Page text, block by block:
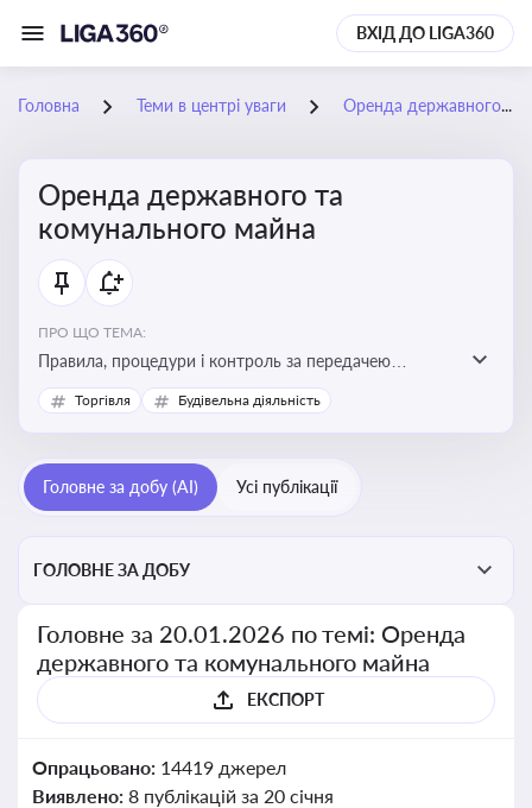
ВХІД ДО LIGA360
Головна Теми в центрі уваги Оренда державного та комунального майна
Оренда державного та
комунального майна
ПРО ЩО ТЕМА:
Правила, процедури і контроль за передачею
державного та комунального майна в оренду. Кейси
використання публічного майна
Торгівля Будівельна діяльність
Головне за добу (AI) Усі публікації
ГОЛОВНЕ ЗА ДОБУ
Головне за 20.01.2026 по темі: Оренда
державного та комунального майна
ЕКСПОРТ
Опрацьовано: 14419 джерел
Виявлено: 8 публікацій за 20 січня